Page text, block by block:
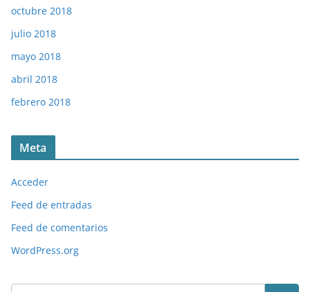
octubre 2018
julio 2018
mayo 2018
abril 2018
febrero 2018
Meta
Acceder
Feed de entradas
Feed de comentarios
WordPress.org